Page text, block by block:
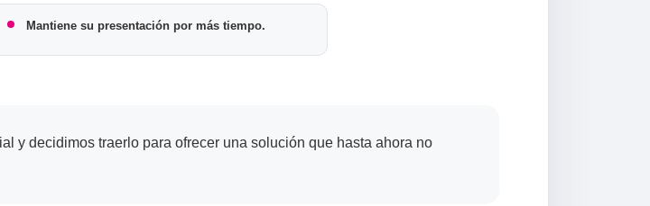
Mantiene su presentación por más tiempo.
y decidimos traerlo para ofrecer una solución que hasta ahora no